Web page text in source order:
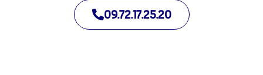
09.72.17.25.20